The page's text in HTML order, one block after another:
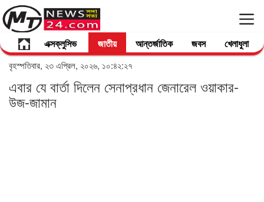
এক্সক্লুসিভ জাতীয় আন্তর্জাতিক জবস খেলাধুলা
বৃহস্পতিবার, ২৩ এপ্রিল, ২০২৬, ১০:৪২:২৭
এবার যে বার্তা দিলেন সেনাপ্রধান জেনারেল ওয়াকার-
উজ-জামান